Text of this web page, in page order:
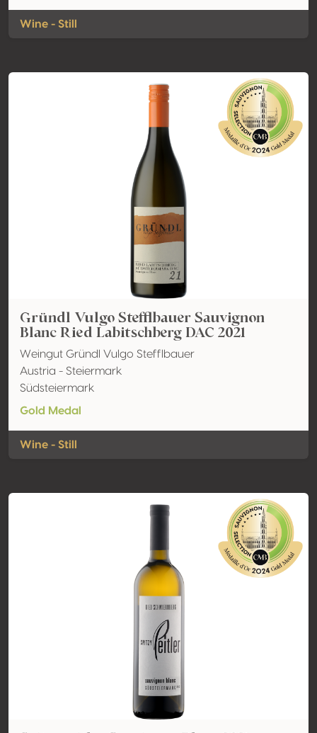
Wine - Still
Gründl Vulgo Stefflbauer Sauvignon
Blanc Ried Labitschberg DAC 2021
Weingut Gründl Vulgo Stefflbauer
Austria - Steiermark
Südsteiermark
Gold Medal
Wine - Still